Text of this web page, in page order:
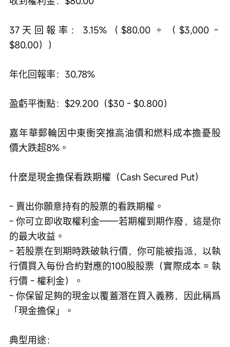
37天回報率：3.15%（$80.00 ÷ （$3,000 -
$80.00））
年化回報率：30.78%
盈虧平衡點：$29.200（$30 - $0.800）
嘉年華郵輪因中東衝突推高油價和燃料成本擔憂股
價大跌超8%。
什麼是現金擔保看跌期權（Cash Secured Put）
- 賣出你願意持有的股票的看跌期權。
- 你可立即收取權利金——若期權到期作廢，這是你
的最大收益。
- 若股票在到期時跌破執行價，你可能被指派，以執
行價買入每份合約對應的100股股票（實際成本 = 執
行價 - 權利金）。
- 你保留足夠的現金以覆蓋潛在買入義務，因此稱爲
「現金擔保」。
典型用途：